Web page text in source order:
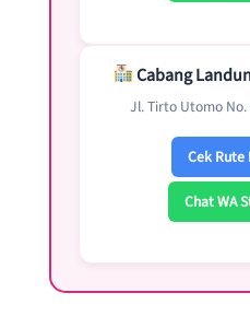
Cabang
Jl. Tirto Utomo
Cek Rute
Chat WA